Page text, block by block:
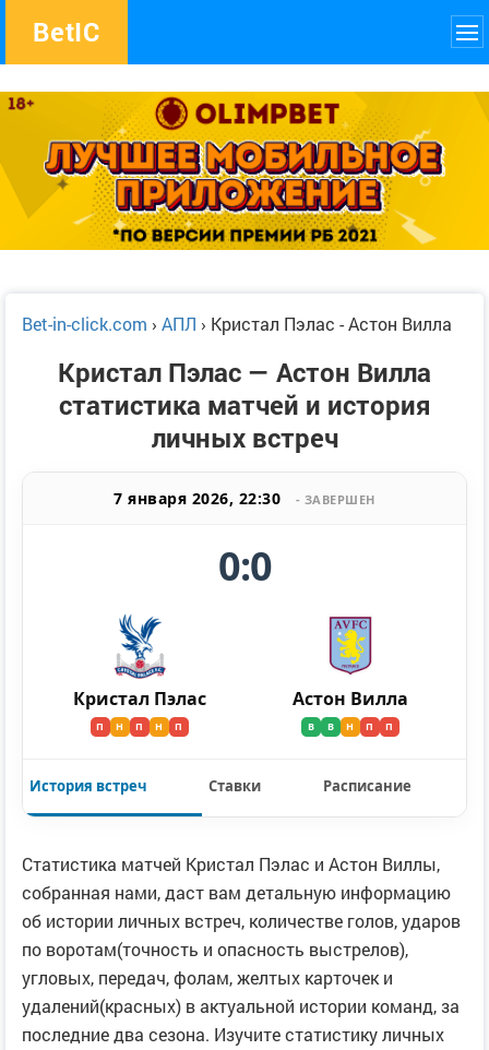
BetIC
Bet-in-click.com › АПЛ › Кристал Пэлас - Астон Вилла
Кристал Пэлас — Астон Вилла
статистика матчей и история
личных встреч
7 января 2026, 22:30 - ЗАВЕРШЕН
Кристал Пэлас
П Н П Н П
0:0
Астон Вилла
В В Н П П
История встреч Ставки Расписание
Статистика матчей Кристал Пэлас и Астон Виллы,
собранная нами, даст вам детальную информацию
об истории личных встреч, количестве голов, ударов
по воротам(точность и опасность выстрелов),
угловых, передач, фолам, желтых карточек и
удалений(красных) в актуальной истории команд, за
последние два сезона. Изучите статистику личных